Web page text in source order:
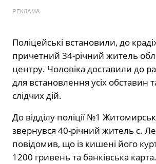
РЕКЛАМА
Поліцейські встановили, до
причетний 34-річний житель
центру. Чоловіка доставили до
для встановлення усіх обставин
слідчих дій.
До відділу поліції №1
звернувся 40-річний житель с.
повідомив, що із кишені його
1200 гривень та банківська карта.